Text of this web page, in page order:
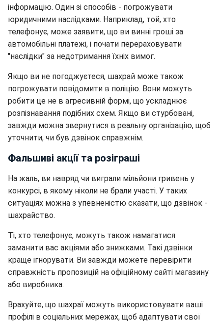
інформацію. Один зі способів - погрожувати
юридичними наслідками. Наприклад, той, хто
телефонує, може заявити, що ви винні гроші за
автомобільні платежі, і почати перераховувати
"наслідки" за недотримання їхніх вимог.
Якщо ви не погоджуєтеся, шахрай може також
погрожувати повідомити в поліцію. Вони можуть
робити це не в агресивній формі, що ускладнює
розпізнавання подібних схем. Якщо ви стурбовані,
завжди можна звернутися в реальну організацію, щоб
уточнити, чи був дзвінок справжнім.
Фальшиві акції та розіграші
На жаль, ви навряд чи виграли мільйони гривень у
конкурсі, в якому ніколи не брали участі. У таких
ситуаціях можна з упевненістю сказати, що дзвінок -
шахрайство.
Ті, хто телефонує, можуть також намагатися
заманити вас акціями або знижками. Такі дзвінки
краще ігнорувати. Ви завжди можете перевірити
справжність пропозицій на офіційному сайті магазину
або виробника.
Врахуйте, що шахраї можуть використовувати ваші
профілі в соціальних мережах, щоб адаптувати свої